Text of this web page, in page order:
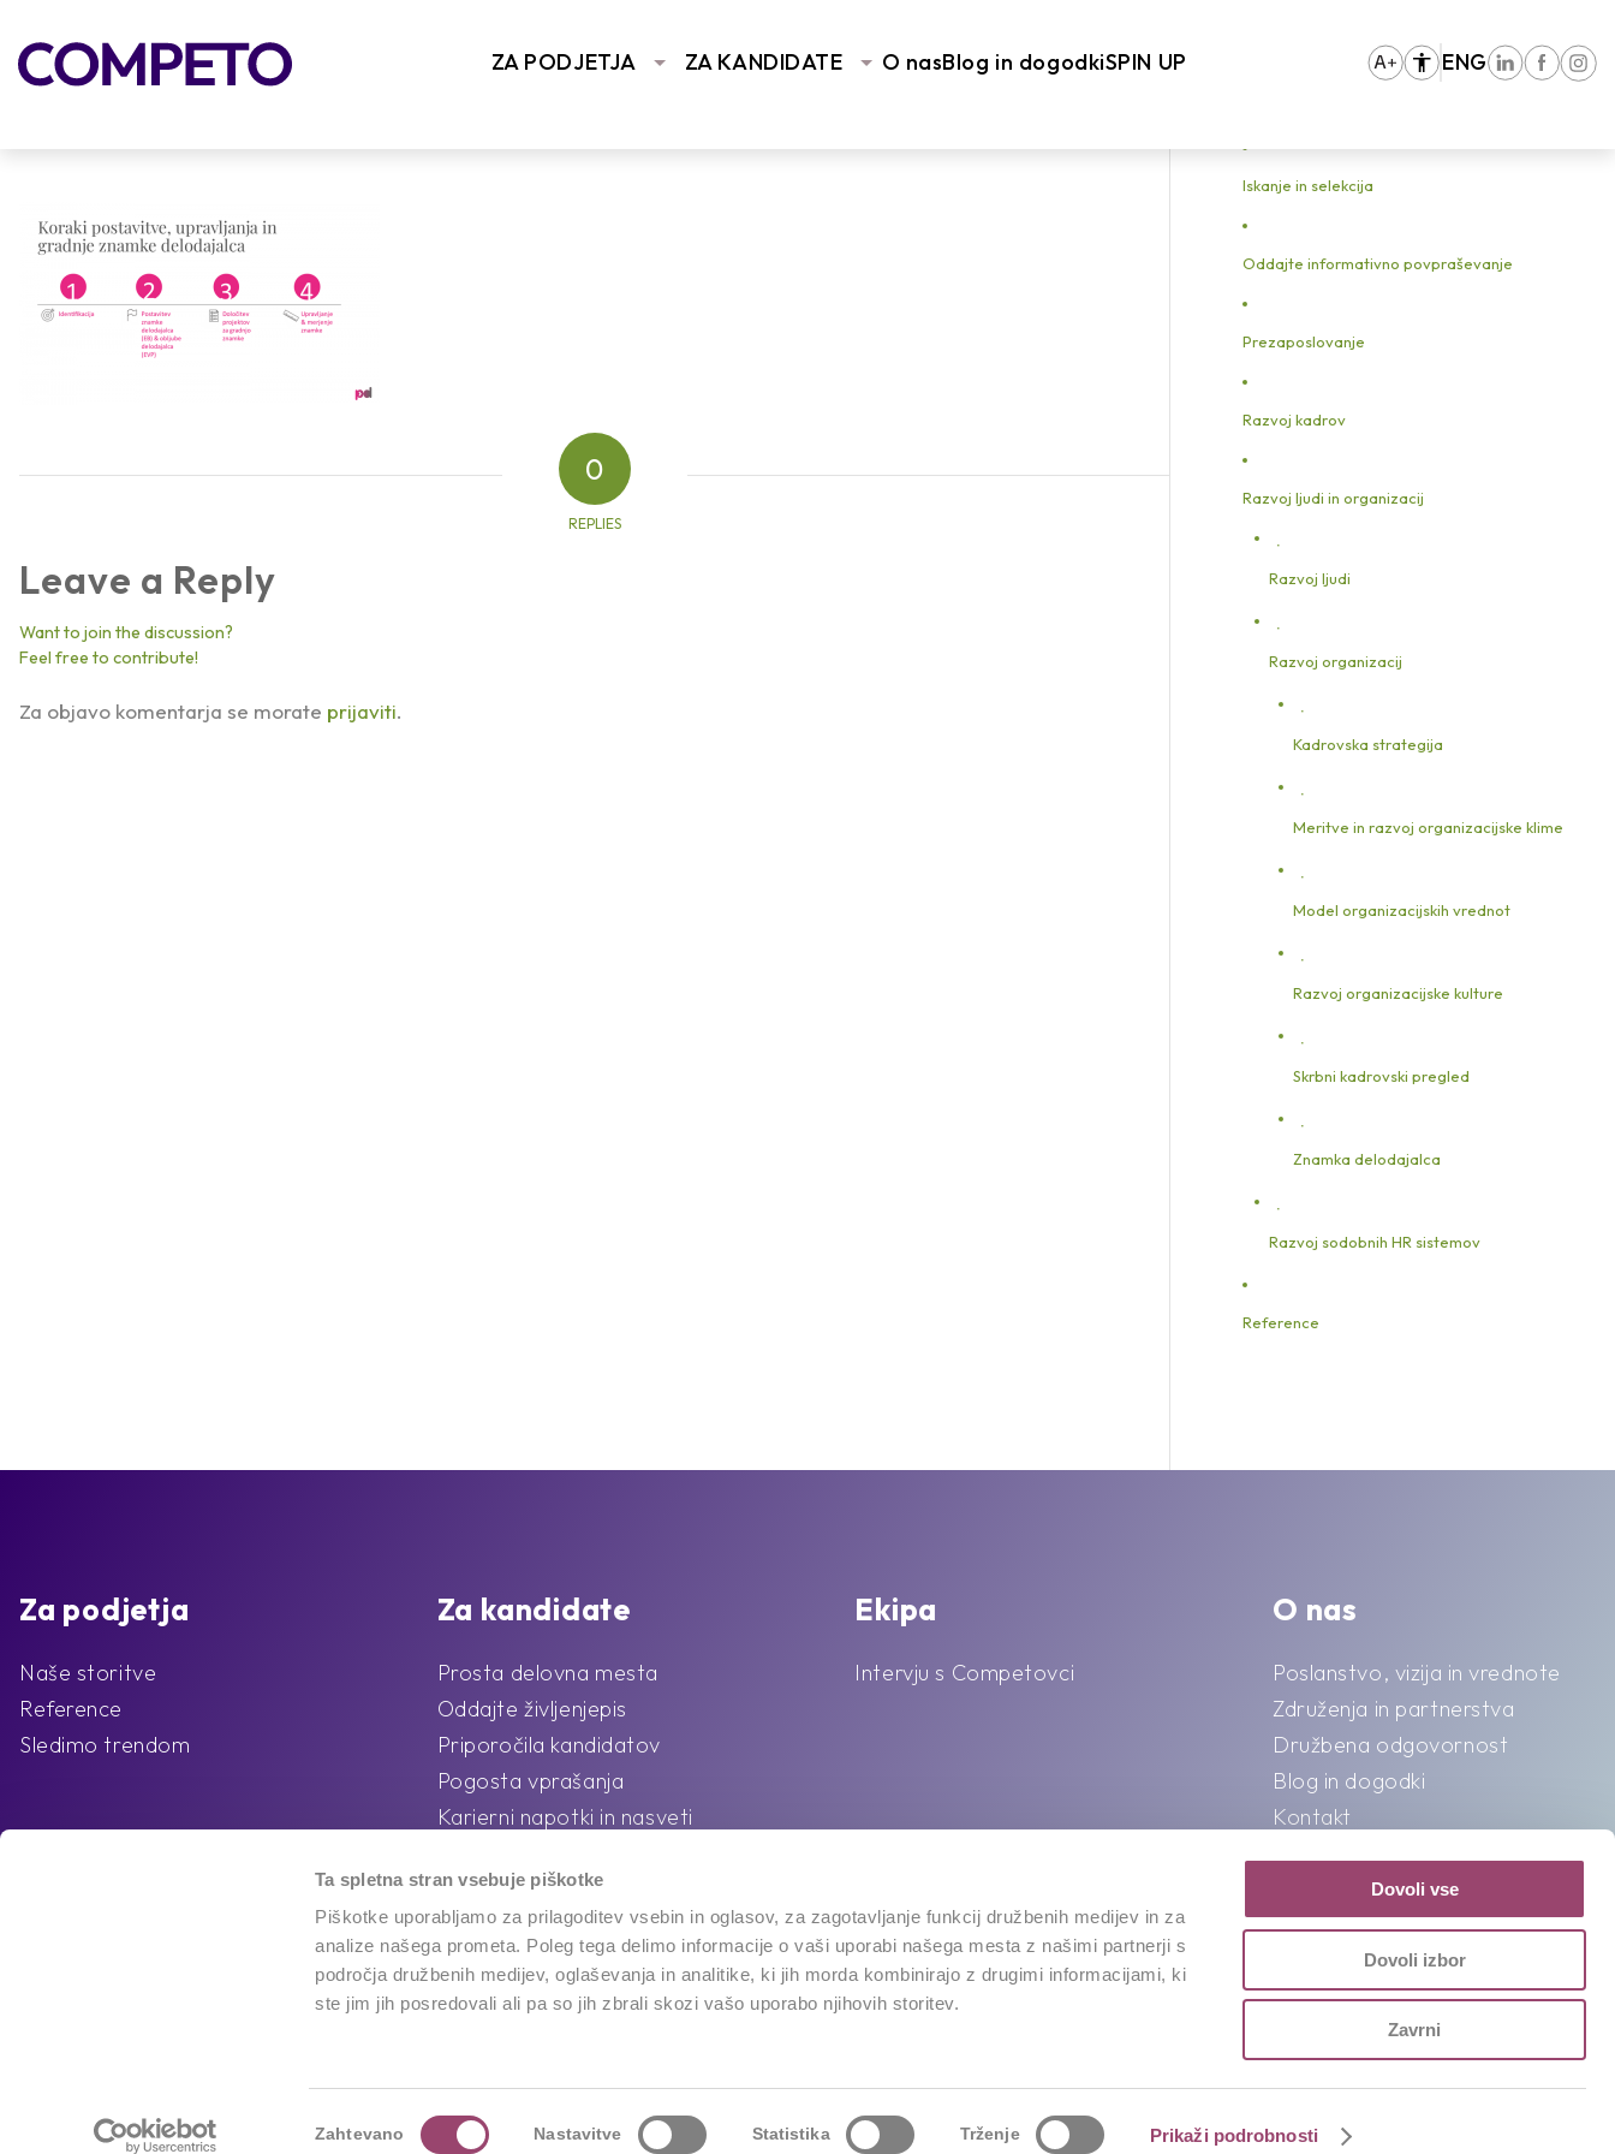
Ta spletna stran vsebuje piškotke
Piškotke uporabljamo za prilagoditev vsebin in oglasov, za zagotavljanje funkcij družbenih medijev in za
analize našega prometa. Poleg tega delimo informacije o vaši uporabi našega mesta z našimi partnerji s
področja družbenih medijev, oglaševanja in analitike, ki jih morda kombinirajo z drugimi informacijami, ki
ste jim jih posredovali ali pa so jih zbrali skozi vašo uporabo njihovih storitev.
Zahtevano Nastavitve Statistika Trženje Prikaži podrobnosti
Dovoli vse
Dovoli izbor
Zavrni
ZA PODJETJA ZA KANDIDATE O nasBlog in dogodkiSPIN UP ENG
0
REPLIES
Leave a Reply
Want to join the discussion?
Feel free to contribute!
Za objavo komentarja se morate prijaviti.
Iskanje in selekcija
Oddajte informativno povpraševanje
Prezaposlovanje
Razvoj kadrov
Razvoj ljudi in organizacij
Razvoj ljudi
Razvoj organizacij
Kadrovska strategija
Meritve in razvoj organizacijske klime
Model organizacijskih vrednot
Razvoj organizacijske kulture
Skrbni kadrovski pregled
Znamka delodajalca
Razvoj sodobnih HR sistemov
Reference
Za podjetja
Naše storitve
Reference
Sledimo trendom
Za kandidate
Prosta delovna mesta
Oddajte življenjepis
Priporočila kandidatov
Pogosta vprašanja
Karierni napotki in nasveti
Ekipa
Intervju s Competovci
O nas
Poslanstvo, vizija in vrednote
Združenja in partnerstva
Družbena odgovornost
Blog in dogodki
Kontakt
Vilharjeva cesta 50, 1000 Ljubljana
© Vse pravice pridržane 2026 | Izdelava: